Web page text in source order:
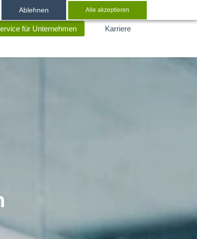
Ablehnen Alle akzeptieren
für Unternehmen Karriere